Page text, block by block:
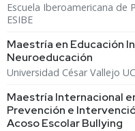
Escuela Iberoamericana de
ESIBE
Maestría en Educación
Neuroeducación
Universidad César Vallejo
Maestría Internacional
Prevención e
Acoso Escolar Bullying